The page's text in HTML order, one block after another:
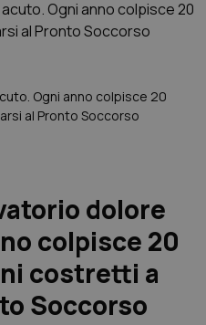
Ogni anno colpisce 20
al Pronto Soccorso
dolore
colpisce 20
costretti a
Soccorso